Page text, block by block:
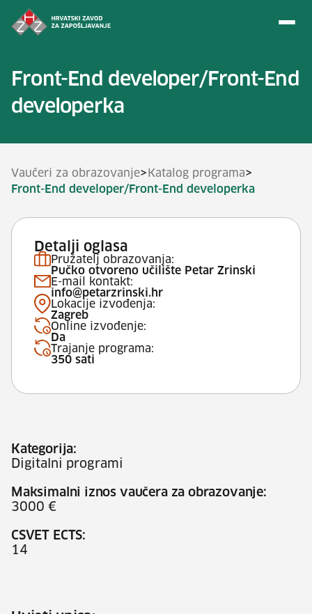
Front-End developer/Front-End
developerka
Vaučeri za obrazovanje> Katalog programa>
Front-End developer/Front-End developerka
Detalji oglasa
Pružatelj obrazovanja:
Pučko otvoreno učilište Petar Zrinski
E-mail kontakt:
info@petarzrinski.hr
Lokacije izvođenja:
Zagreb
Online izvođenje:
Da
Trajanje programa:
350 sati
Kategorija:
Digitalni programi
Maksimalni iznos vaučera za obrazovanje:
3000 €
CSVET ECTS:
14